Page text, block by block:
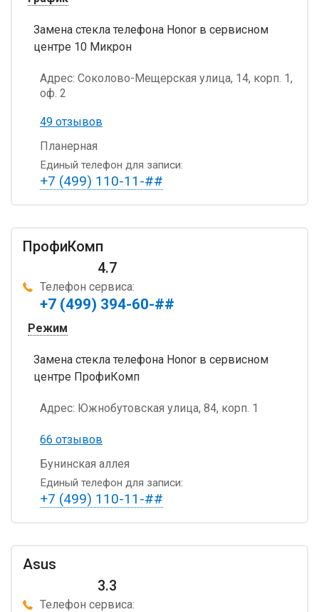
Замена стекла телефона Honor в сервисном
центре 10 Микрон
Адрес: Соколово-Мещерская улица, 14, корп. 1,
оф. 2
49 отзывов
Планерная
Единый телефон для записи:
+7 (499) 110-11-##
ПрофиКомп
4.7
Телефон сервиса:
+7 (499) 394-60-##
Режим
Замена стекла телефона Honor в сервисном
центре ПрофиКомп
Адрес: Южнобутовская улица, 84, корп. 1
66 отзывов
Бунинская аллея
Единый телефон для записи:
+7 (499) 110-11-##
Asus
3.3
Телефон сервиса: